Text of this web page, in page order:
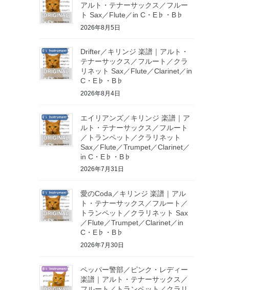
アルト・テナーサックス／フルー
ト Sax／Flute／in C・E♭・B♭
2026年8月5日
Drifter／キリンジ 楽譜｜アルト・
テナーサックス／フルート／クラ
リネット Sax／Flute／Clarinet／in
C・E♭・B♭
2026年8月4日
エイリアンズ／キリンジ 楽譜｜ア
ルト・テナーサックス／フルート
／トランペット／クラリネット
Sax／Flute／Trumpet／Clarinet／
in C・E♭・B♭
2026年7月31日
愛のCoda／キリンジ 楽譜｜アル
ト・テナーサックス／フルート／
トランペット／クラリネット Sax
／Flute／Trumpet／Clarinet／in
C・E♭・B♭
2026年7月30日
ペッパー警部／ピンク・レディー
楽譜｜アルト・テナーサックス／